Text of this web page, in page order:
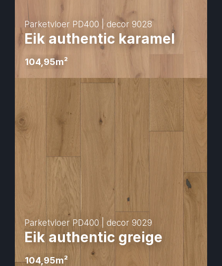
Parketvloer PD400 | decor 9028
Eik authentic karamel
104,95m²
Parketvloer PD400 | decor 9029
Eik authentic greige
104,95m²